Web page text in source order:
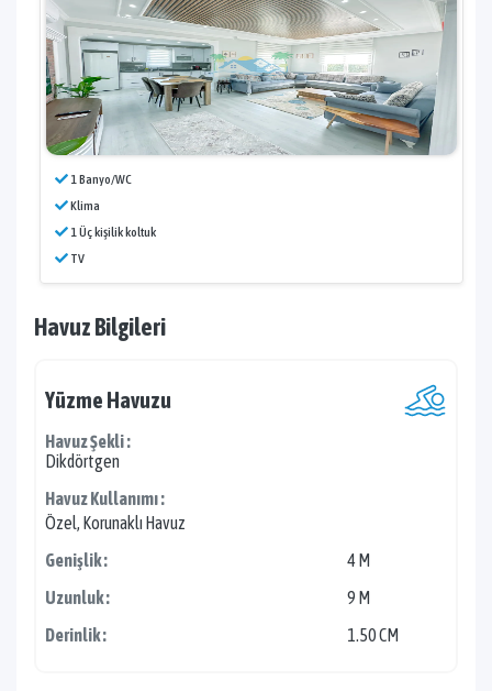
1 Banyo/WC
Klima
1 Üç kişilik koltuk
TV
Havuz Bilgileri
Yüzme Havuzu
Havuz Şekli :
Dikdörtgen
Havuz Kullanımı :
Özel, Korunaklı Havuz
Genişlik :
4 M
Uzunluk :
9 M
Derinlik :
1.50 CM